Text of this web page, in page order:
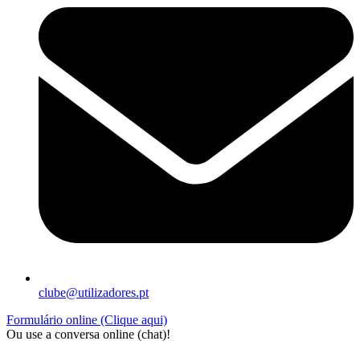
clube@utilizadores.pt
Formulário online (Clique aqui)
Ou use a conversa online (chat)!